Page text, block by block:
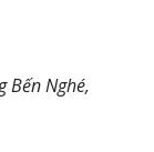
Bến Nghé,